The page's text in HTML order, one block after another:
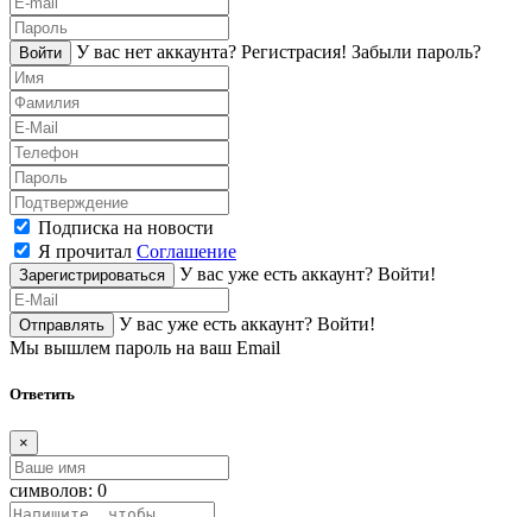
Войти У вас нет аккаунта? Регистраcия! Забыли пароль?
Подписка на новости
Я прочитал Соглашение
Зарегистрироваться У вас уже есть аккаунт? Войти!
Отправлять У вас уже есть аккаунт? Войти!
Мы вышлем пароль на ваш Email
Ответить
×
символов: 0